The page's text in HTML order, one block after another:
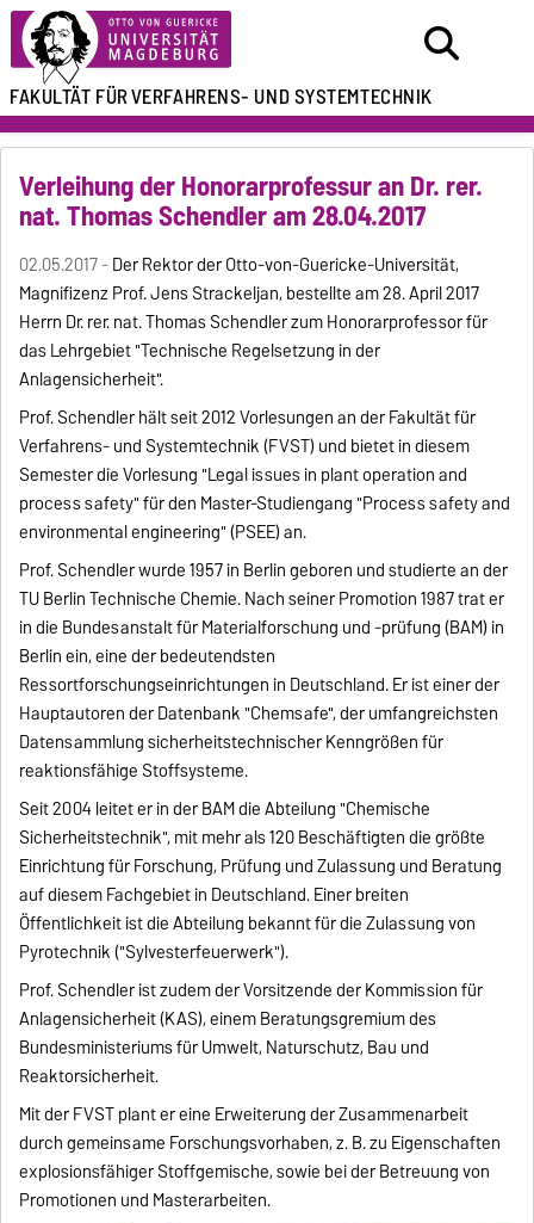
FAKULTÄT FÜRVERFAHRENS- UND SYSTEMTECHNIK
Verleihung der Honorarprofessur an Dr. rer.
nat. Thomas Schendler am 28.04.2017
02.05.2017 -Der Rektor der Otto-von-Guericke-Universität,
Magnifizenz Prof. Jens Strackeljan, bestellte am 28. April 2017
Herrn Dr. rer. nat. Thomas Schendler zum Honorarprofessor für
das Lehrgebiet "Technische Regelsetzung in der
Anlagensicherheit".
Prof. Schendler hält seit 2012 Vorlesungen an der Fakultät für
Verfahrens- und Systemtechnik (FVST) und bietet in diesem
Semester die Vorlesung "Legal issues in plant operation and
process safety" für den Master-Studiengang "Process safety and
environmental engineering" (PSEE) an.
Prof. Schendler wurde 1957 in Berlin geboren und studierte an der
TU Berlin Technische Chemie. Nach seiner Promotion 1987 trat er
in die Bundesanstalt für Materialforschung und -prüfung (BAM) in
Berlin ein, eine der bedeutendsten
Ressortforschungseinrichtungen in Deutschland. Er ist einer der
Hauptautoren der Datenbank "Chemsafe", der umfangreichsten
Datensammlung sicherheitstechnischer Kenngrößen für
reaktionsfähige Stoffsysteme.
Seit 2004 leitet er in der BAM die Abteilung "Chemische
Sicherheitstechnik", mit mehr als 120 Beschäftigten die größte
Einrichtung für Forschung, Prüfung und Zulassung und Beratung
auf diesem Fachgebiet in Deutschland. Einer breiten
Öffentlichkeit ist die Abteilung bekannt für die Zulassung von
Pyrotechnik ("Sylvesterfeuerwerk").
Prof. Schendler ist zudem der Vorsitzende der Kommission für
Anlagensicherheit (KAS), einem Beratungsgremium des
Bundesministeriums für Umwelt, Naturschutz, Bau und
Reaktorsicherheit.
Mit der FVST plant er eine Erweiterung der Zusammenarbeit
durch gemeinsame Forschungsvorhaben, z. B. zu Eigenschaften
explosionsfähiger Stoffgemische, sowie bei der Betreuung von
Promotionen und Masterarbeiten.